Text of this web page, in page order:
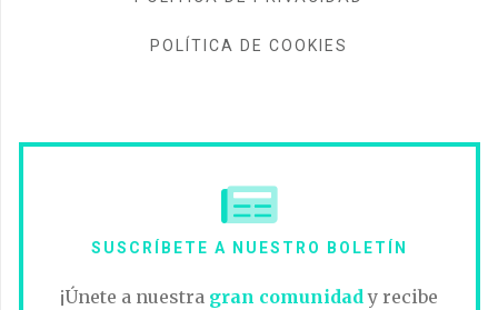
POLÍTICA DE COOKIES
SUSCRÍBETE A NUESTRO BOLETÍN
¡Únete a nuestra gran comunidady recibe